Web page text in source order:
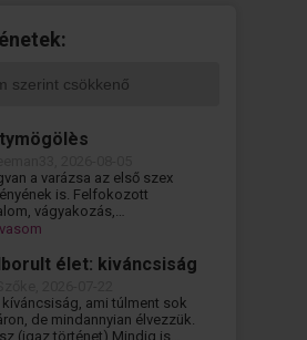
a varázsa az első szex
is. Felfokozott
vágyakozás,
És persze mindig a
élet: kiváncsiság
kíváncsiság, ami túlment sok
de mindannyian élvezzük.
(igaz történet) Mindig is